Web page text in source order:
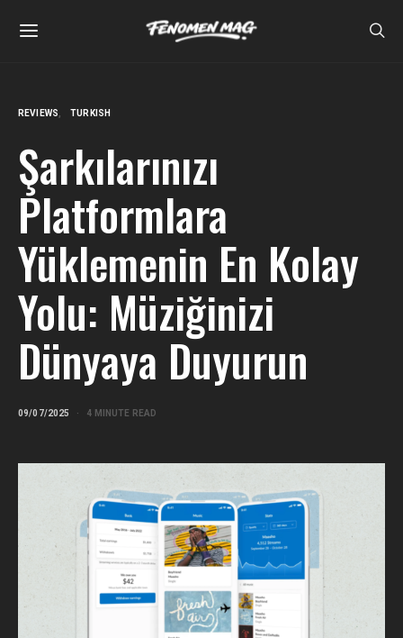
REVIEWS TURKISH
Şarkılarınızı
Platformlara
Yüklemenin En Kolay
Yolu: Müziğinizi
Dünyaya Duyurun
09/07/2025 4 MINUTE READ